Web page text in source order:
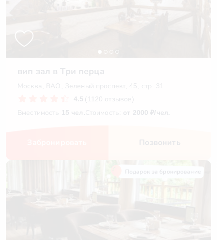
вип зал в Три перца
Москва, ВАО, Зеленый проспект, 45, стр. 31
4.5 (1120 отзывов)
Вместимость
15 чел.Стоимость: от 2000 ₽/чел.
Позвонить